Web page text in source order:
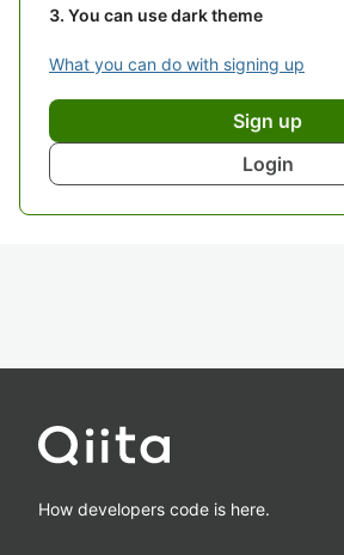
You can use dark theme
What you can do with signing up
Sign up
Login
How developers code is here.